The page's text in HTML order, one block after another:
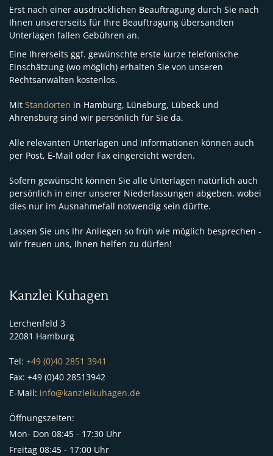
Erst nach einer ausdrücklichen Beauftragung durch Sie nach
Ihnen unsererseits für Ihre Beauftragung übersandten
Unterlagen fallen Gebühren an.
Eine Ihrerseits ggf. gewünschte erste kurze telefonische
Einschätzung (wo möglich) erhalten Sie von unseren
Rechtsanwälten kostenlos.
Mit Standorten in Hamburg, Lüneburg, Lübeck und
Ahrensburg sind wir persönlich für Sie da.
Alle relevanten Unterlagen und Informationen können auch
per Post, E-Mail oder Fax eingereicht werden.
Sofern gewünscht können Sie alle Unterlagen natürlich auch
persönlich in einer unserer Niederlassungen abgeben, wobei
dies nur im Ausnahmefall notwendig sein dürfte.
Lassen Sie uns Ihr Anliegen so früh wie möglich besprechen -
wir freuen uns, Ihnen helfen zu dürfen!
Kanzlei Kuhagen
Lerchenfeld 3
22081 Hamburg
Tel: +49 (0)40 2851 3941
Fax: +49 (0)40 28513942
E-Mail: info@kanzleikuhagen.de
Öffnungszeiten:
Mon- Don 08:45 - 17:30 Uhr
Freitag 08:45 - 17:00 Uhr